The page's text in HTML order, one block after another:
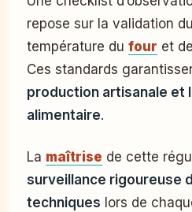
repose sur la validation
température du four et
Ces standards
production artisanale et
alimentaire.
La maîtrise de cette
surveillance rigoureuse
techniques lors de